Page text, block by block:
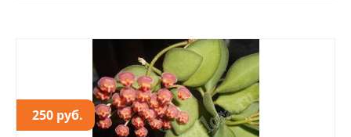
250 руб.